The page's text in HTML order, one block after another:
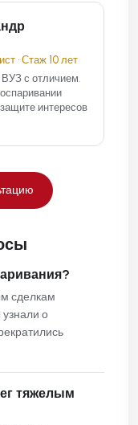
• Стаж 10 лет
с отличием.
интересов
сделкам
узнали о
тяжелым